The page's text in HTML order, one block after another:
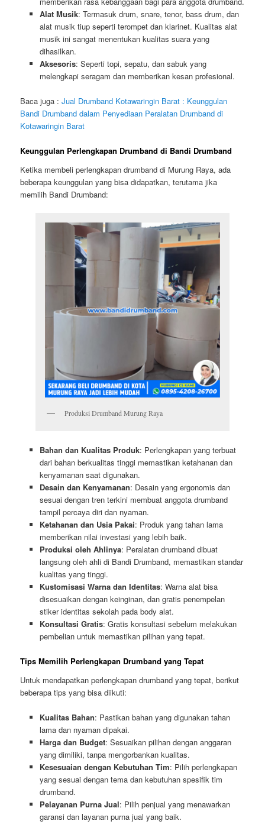
Alat Musik: Termasuk drum, snare, tenor, bass drum, dan
alat musik tiup seperti terompet dan klarinet. Kualitas alat
musik ini sangat menentukan kualitas suara yang
dihasilkan.
Aksesoris: Seperti topi, sepatu, dan sabuk yang
melengkapi seragam dan memberikan kesan profesional.
Baca juga :Jual Drumband Kotawaringin Barat : Keunggulan
Bandi Drumband dalam Penyediaan Peralatan Drumband di
Kotawaringin Barat
Keunggulan Perlengkapan Drumband di Bandi Drumband
Ketika membeli perlengkapan drumband di Murung Raya, ada
beberapa keunggulan yang bisa didapatkan, terutama jika
memilih Bandi Drumband:
Produksi Drumband Murung Raya
Bahan dan Kualitas Produk: Perlengkapan yang terbuat
dari bahan berkualitas tinggi memastikan ketahanan dan
kenyamanan saat digunakan.
Desain dan Kenyamanan: Desain yang ergonomis dan
sesuai dengan tren terkini membuat anggota drumband
tampil percaya diri dan nyaman.
Ketahanan dan Usia Pakai: Produk yang tahan lama
memberikan nilai investasi yang lebih baik.
Produksi oleh Ahlinya: Peralatan drumband dibuat
langsung oleh ahli di Bandi Drumband, memastikan standar
kualitas yang tinggi.
Kustomisasi Warna dan Identitas: Warna alat bisa
disesuaikan dengan keinginan, dan gratis penempelan
stiker identitas sekolah pada body alat.
Konsultasi Gratis: Gratis konsultasi sebelum melakukan
pembelian untuk memastikan pilihan yang tepat.
Tips Memilih Perlengkapan Drumband yang Tepat
Untuk mendapatkan perlengkapan drumband yang tepat, berikut
beberapa tips yang bisa diikuti:
Kualitas Bahan: Pastikan bahan yang digunakan tahan
lama dan nyaman dipakai.
Harga dan Budget: Sesuaikan pilihan dengan anggaran
yang dimiliki, tanpa mengorbankan kualitas.
Kesesuaian dengan Kebutuhan Tim: Pilih perlengkapan
yang sesuai dengan tema dan kebutuhan spesifik tim
drumband.
Pelayanan Purna Jual: Pilih penjual yang menawarkan
garansi dan layanan purna jual yang baik.